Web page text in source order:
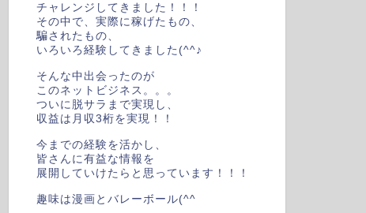
チャレンジしてきました！！！
その中で、実際に稼げたもの、
騙されたもの、
いろいろ経験してきました(^^♪
そんな中出会ったのが
このネットビジネス。。。
ついに脱サラまで実現し、
収益は月収3桁を実現！！
今までの経験を活かし、
皆さんに有益な情報を
展開していけたらと思っています！！！
趣味は漫画とバレーボール(^^